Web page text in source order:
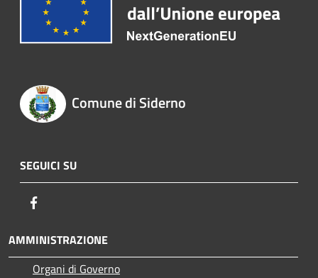
Comune di Siderno
SEGUICI SU
AMMINISTRAZIONE
Organi di Governo